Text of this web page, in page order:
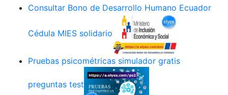
Consultar Bono de Desarrollo Humano Ecuador
Cédula MIES solidario
Pruebas psicométricas simulador gratis
preguntas test